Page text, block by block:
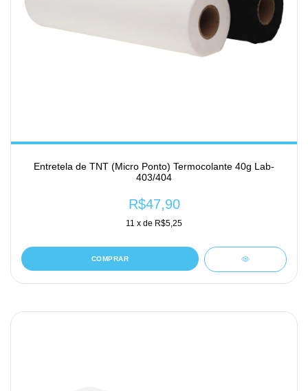
Entretela de TNT (Micro Ponto) Termocolante 40g Lab-
403/404
R$47,90
11 x de R$5,25
COMPRAR